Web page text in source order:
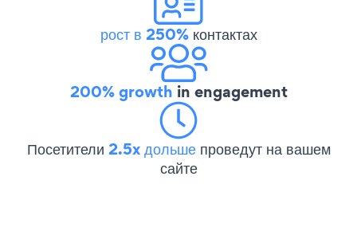
рост в 250%контактах
200% growth in engagement
Посетители 2.5x дольше проведут на вашем
сайте